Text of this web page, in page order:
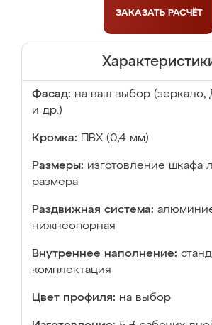
ЗАКАЗАТЬ РАСЧЁТ
Фасад: на ваш выбор (зеркало,
и др.)
Кромка: ПВХ (0,4 мм)
Размеры: изготовление шкафа
размера
Раздвижная система:
нижнеопорная
Внутреннее наполнение:
комплектация
Цвет профиля: на выбор